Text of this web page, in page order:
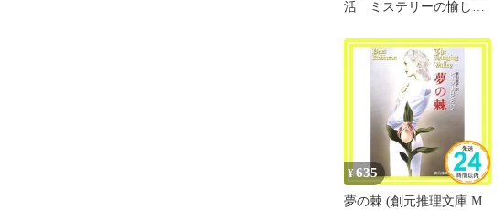
活 ミステリーの愉しみ
（立風書房）ミステリ
ー 推理
¥635
夢の棘 (創元推理文庫 M